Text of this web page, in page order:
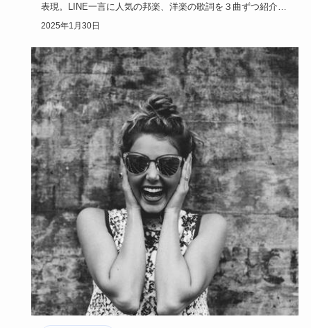
表現。LINE一言に人気の邦楽、洋楽の歌詞を３曲ずつ紹介し
ます。…
2025年1月30日